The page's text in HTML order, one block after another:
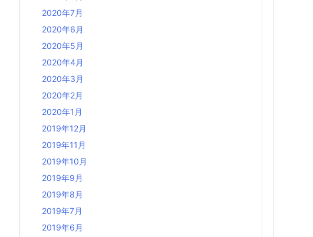
2020年7月
2020年6月
2020年5月
2020年4月
2020年3月
2020年2月
2020年1月
2019年12月
2019年11月
2019年10月
2019年9月
2019年8月
2019年7月
2019年6月